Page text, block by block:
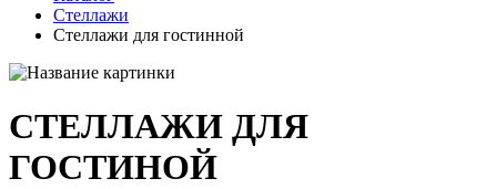
Стеллажи
Стеллажи для гостинной
СТЕЛЛАЖИ ДЛЯ
ГОСТИНОЙ